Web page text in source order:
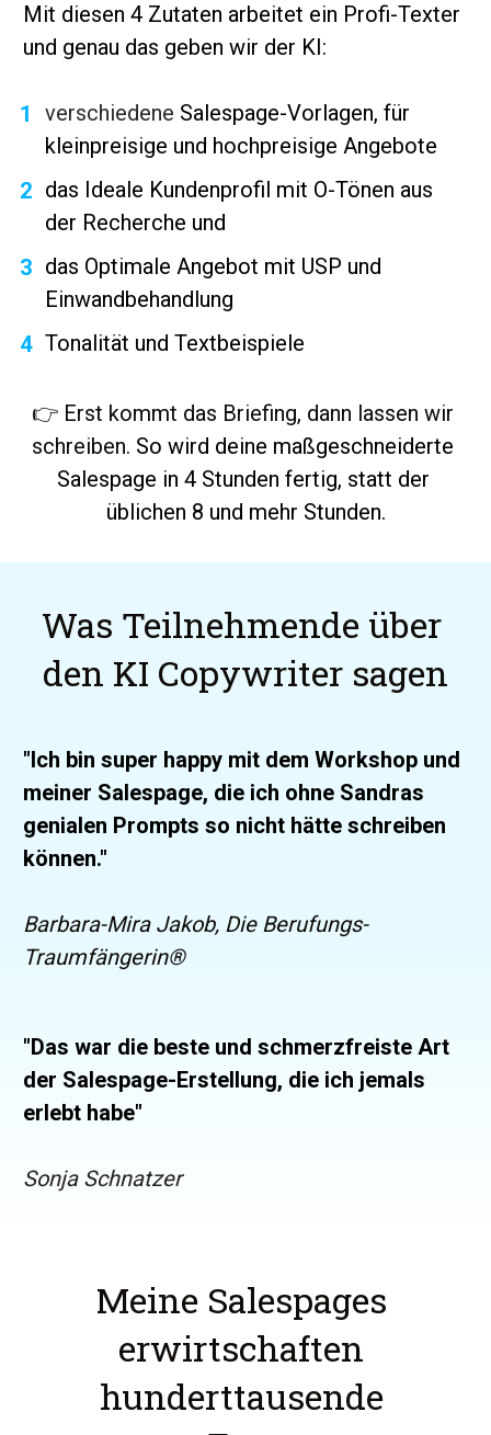
Mit diesen 4 Zutaten arbeitet ein Profi-Texter
und genau das geben wir der KI:
verschiedene Salespage-Vorlagen, für
kleinpreisige und hochpreisige Angebote
das Ideale Kundenprofil mit O-Tönen aus
der Recherche und
das Optimale Angebot mit USP und
Einwandbehandlung
Tonalität und Textbeispiele
👉 Erst kommt das Briefing, dann lassen wir
schreiben. So wird deine maßgeschneiderte
Salespage in 4 Stunden fertig, statt der
üblichen 8 und mehr Stunden.
Was Teilnehmende über
den KI Copywriter sagen
"Ich bin super happy mit dem Workshop und
meiner Salespage, die ich ohne Sandras
genialen Prompts so nicht hätte schreiben
können."
Barbara-Mira Jakob, Die Berufungs-
Traumfängerin®️
"Das war die beste und schmerzfreiste Art
der Salespage-Erstellung, die ich jemals
erlebt habe"
Sonja Schnatzer
Meine Salespages
erwirtschaften
hunderttausende